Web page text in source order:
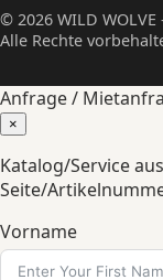
© 2026 WILD
Alle Rechte
Anfrage /
×
Katalog/Service
Seite/
Vorname